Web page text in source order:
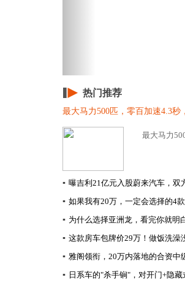
热门推荐
最大马力500匹，零百加速4.3秒
最大马力
▪ 曝吉利21亿元入股蔚来汽车，双
▪ 如果我有20万，一定会选择的4
▪ 为什么选择亚洲龙，看完你就明
▪ 这款房车包牌价29万！做饭洗澡
▪ 雅阁领衔，20万内落地的合资中
▪ 日系车的"杀手锏"，对开门+隐藏